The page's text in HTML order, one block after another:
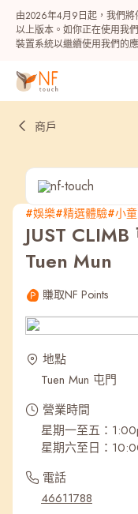
由2026年4月9日起，我們
以上版本。如你正在使用我
裝置系統以繼續使用我們的
熱門
最近搜尋紀錄
商戶
#娛樂#精選體驗#小童
JUST
Tuen Mun
賺取NF Points
地點
Tuen Mun 屯門
營業時間
星期一至五：
星期六至日：
電話
46611788